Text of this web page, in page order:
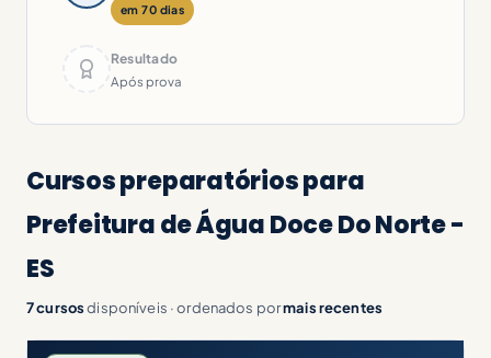
em 70 dias
Resultado
Após prova
Cursos preparatórios para
Prefeitura de Água Doce Do Norte -
ES
7 cursosdisponíveis · ordenados pormais recentes